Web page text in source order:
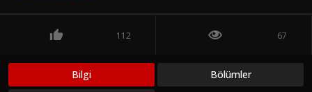
112 67
Bilgi
Bölümler